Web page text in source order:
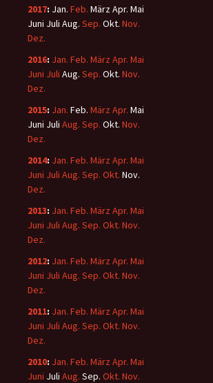
2017: Jan. Feb. MärzApr. Mai
Juni Juli Aug. Sep. Okt. Nov.
Dez.
2016: Jan. Feb. März Apr. Mai
Juni Juli Aug. Sep. Okt. Nov.
Dez.
2015: Jan. Feb. März Apr. Mai
Juni Juli Aug. Sep. Okt. Nov.
Dez.
2014: Jan. Feb. März Apr. Mai
Juni Juli Aug. Sep. Okt. Nov.
Dez.
2013: Jan. Feb. März Apr. Mai
Juni Juli Aug. Sep. Okt. Nov.
Dez.
2012: Jan. Feb. März Apr. Mai
Juni Juli Aug. Sep. Okt. Nov.
Dez.
2011: Jan. Feb. März Apr. Mai
Juni Juli Aug. Sep. Okt. Nov.
Dez.
2010: Jan. Feb. März Apr. Mai
Juni Juli Aug. Sep. Okt. Nov.